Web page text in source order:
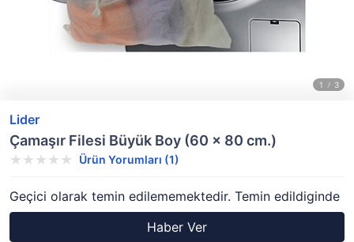
Lider
Çamaşır Filesi Büyük Boy (60 x 80 cm.)
Ürün Yorumları (1)
Geçici olarak temin edilememektedir. Temin edildiginde
Haber Ver